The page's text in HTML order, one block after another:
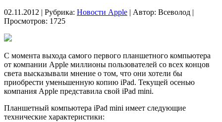
02.11.2012 | Рубрика: Новости Apple | Автор: Всеволод |
Просмотров: 1725
С момента выхода самого первого планшетного компьютера
от компании Apple миллионы пользователей со всех концов
света высказывали мнение о том, что они хотели бы
приобрести уменьшенную копию iPad. Текущей осенью
компания Apple представила свой iPad mini.
Планшетный компьютера iPad mini имеет следующие
технические характеристики: